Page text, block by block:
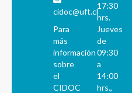
cidoc@uft.cl
Para
más
información
sobre
el
CIDOC
17:30
hrs.
Jueves
de
09:30
a
14:00
hrs.,